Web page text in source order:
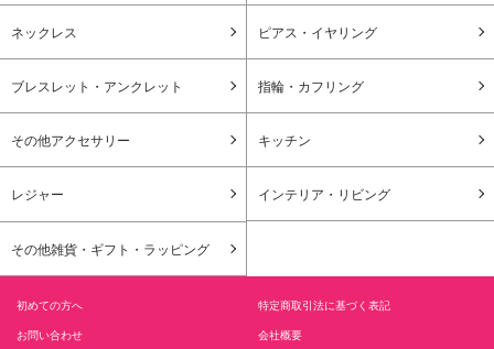
ネックレス ピアス・イヤリング
ブレスレット・アンクレット 指輪・カフリング
その他アクセサリー キッチン
レジャー インテリア・リビング
その他雑貨・ギフト・ラッピング
初めての方へ 特定商取引法に基づく表記
お問い合わせ 会社概要